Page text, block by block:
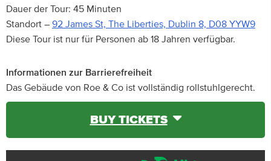
Dauer der Tour: 45 Minuten
Standort – 92 James St, The Liberties, Dublin 8, D08 YYW9
Diese Tour ist nur für Personen ab 18 Jahren verfügbar.
Informationen zur Barrierefreiheit
Das Gebäude von Roe & Co ist vollständig rollstuhlgerecht.
BUY TICKETS